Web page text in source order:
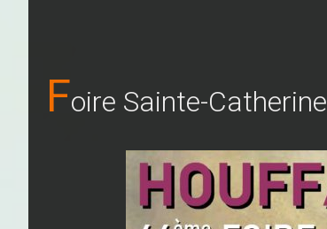
FOire Sainte-Catherine